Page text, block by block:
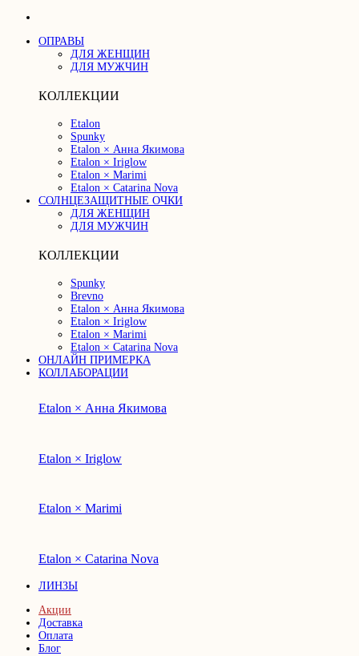
ОПРАВЫ
ДЛЯ ЖЕНЩИН
ДЛЯ МУЖЧИН
КОЛЛЕКЦИИ
Etalon
Spunky
Etalon × Анна Якимова
Etalon × Iriglow
Etalon × Marimi
Etalon × Catarina Nova
СОЛНЦЕЗАЩИТНЫЕ ОЧКИ
ДЛЯ ЖЕНЩИН
ДЛЯ МУЖЧИН
КОЛЛЕКЦИИ
Spunky
Brevno
Etalon × Анна Якимова
Etalon × Iriglow
Etalon × Marimi
Etalon × Catarina Nova
ОНЛАЙН ПРИМЕРКА
КОЛЛАБОРАЦИИ
Etalon × Анна Якимова
Etalon × Iriglow
Etalon × Marimi
Etalon × Catarina Nova
ЛИНЗЫ
Акции
Доставка
Оплата
Блог